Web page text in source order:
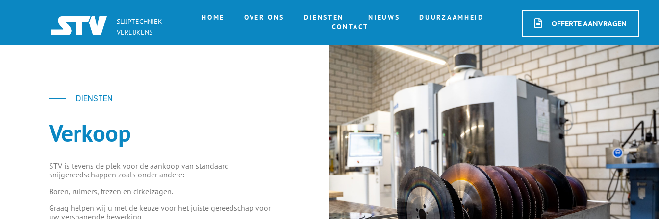
SLIJPTECHNIEK
VEREIJKENS
HOME OVER ONS DIENSTEN NIEUWS
DUURZAAMHEID
CONTACT
OFFERTE AANVRAGEN
DIENSTEN
Verkoop
STV is tevens de plek voor de aankoop van standaard
snijgereedschappen zoals onder andere:
Boren, ruimers, frezen en cirkelzagen.
Graag helpen wij u met de keuze voor het juiste gereedschap voor
uw verspanende bewerking.